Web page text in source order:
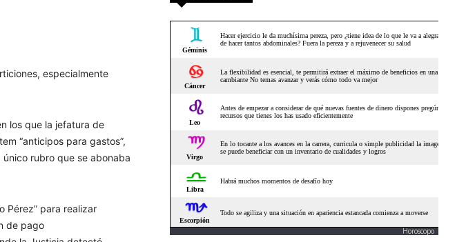
especialmente
los que la jefatura de
“anticipos para gastos”,
rubro que se abonaba
Pérez” para realizar
de pago
Horoscopo